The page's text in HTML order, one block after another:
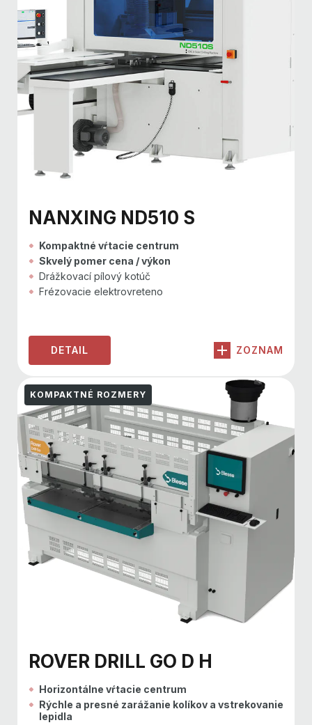
NANXING ND510 S
Kompaktné vŕtacie centrum
Skvelý pomer cena / výkon
Drážkovací pílový kotúč
Frézovacie elektrovreteno
DETAIL ZOZNAM
KOMPAKTNÉ ROZMERY
ROVER DRILL GO D H
Horizontálne vŕtacie centrum
Rýchle a presné zarážanie kolíkov a vstrekovanie
lepidla